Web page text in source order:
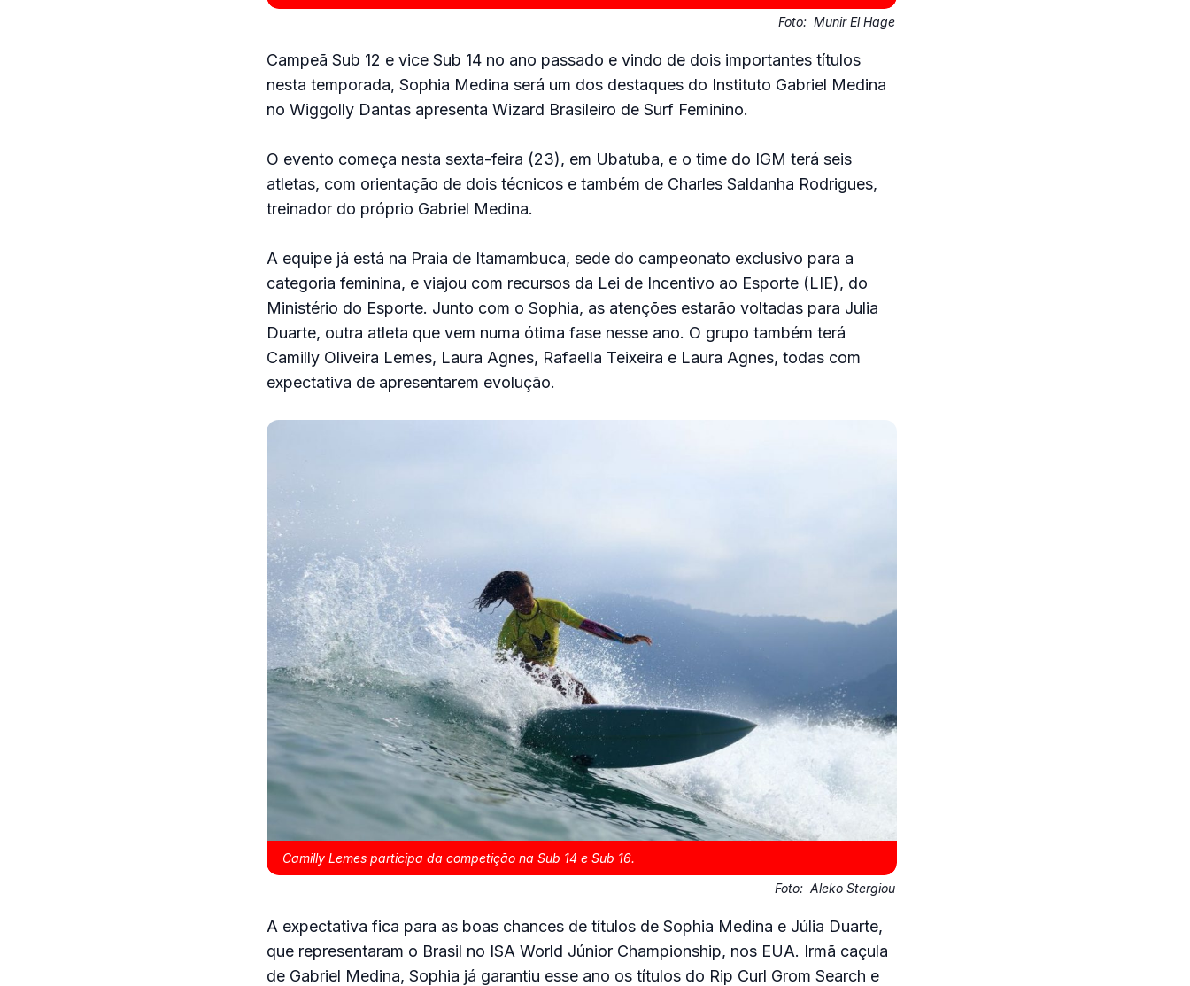
Foto: Munir El Hage
Campeã Sub 12 e vice Sub 14 no ano passado e vindo de dois importantes títulos
nesta temporada, Sophia Medina será um dos destaques do Instituto Gabriel Medina
no Wiggolly Dantas apresenta Wizard Brasileiro de Surf Feminino.
O evento começa nesta sexta-feira (23), em Ubatuba, e o time do IGM terá seis
atletas, com orientação de dois técnicos e também de Charles Saldanha Rodrigues,
treinador do próprio Gabriel Medina.
A equipe já está na Praia de Itamambuca, sede do campeonato exclusivo para a
categoria feminina, e viajou com recursos da Lei de Incentivo ao Esporte (LIE), do
Ministério do Esporte. Junto com o Sophia, as atenções estarão voltadas para Julia
Duarte, outra atleta que vem numa ótima fase nesse ano. O grupo também terá
Camilly Oliveira Lemes, Laura Agnes, Rafaella Teixeira e Laura Agnes, todas com
expectativa de apresentarem evolução.
Camilly Lemes participa da competição na Sub 14 e Sub 16.
Foto: Aleko Stergiou
A expectativa fica para as boas chances de títulos de Sophia Medina e Júlia Duarte,
que representaram o Brasil no ISA World Júnior Championship, nos EUA. Irmã caçula
de Gabriel Medina, Sophia já garantiu esse ano os títulos do Rip Curl Grom Search e